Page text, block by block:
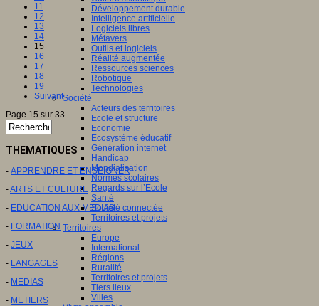
Développement durable
Intelligence artificielle
Logiciels libres
Métavers
Outils et logiciels
Réalité augmentée
Ressources sciences
Robotique
Technologies
Société
Acteurs des territoires
Ecole et structure
Economie
Ecosystème éducatif
Génération internet
Handicap
Mondialisation
Normes scolaires
Regards sur l’Ecole
Santé
Société connectée
Territoires et projets
Territoires
Europe
International
Régions
Ruralité
Territoires et projets
Tiers lieux
Villes
11
12
13
14
15
16
17
18
19
Suivant
Page 15 sur 33
THEMATIQUES
- APPRENDRE ET ENSEIGNER
-ARTS ET CULTURE
- EDUCATION AUX MEDIAS
- FORMATION
- JEUX
- LANGAGES
- MEDIAS
- METIERS